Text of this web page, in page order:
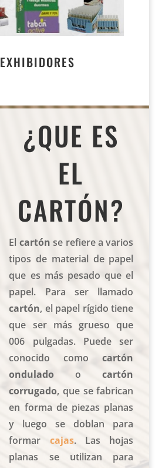
EXHIBIDORES
¿QUE ES
EL
CARTÓN?
El cartón se refiere a varios
tipos de material de papel
que es más pesado que el
papel. Para ser llamado
cartón, el papel rígido tiene
que ser más grueso que
006 pulgadas. Puede ser
conocido comocartón
ondulado ocartón
corrugado, que se fabrican
en forma de piezas planas
y luego se doblan para
formar cajas. Las hojas
planas se utilizan para